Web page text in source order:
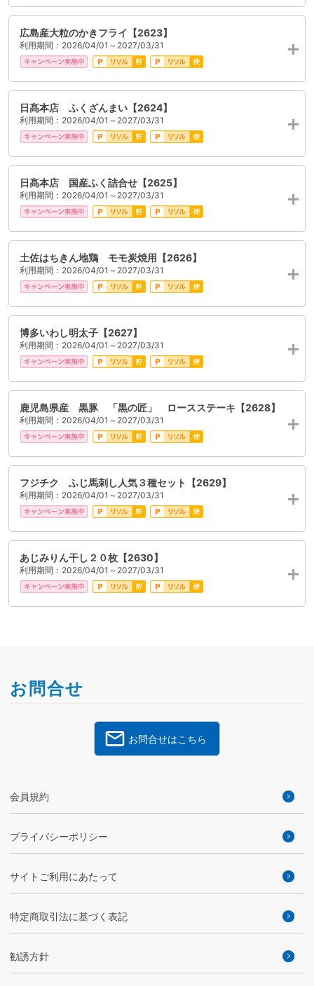
広島産大粒のかきフライ【2623】
利用期間：2026/04/01～2027/03/31
日髙本店 ふくざんまい【2624】
利用期間：2026/04/01～2027/03/31
日髙本店 国産ふく詰合せ【2625】
利用期間：2026/04/01～2027/03/31
土佐はちきん地鶏 モモ炭焼用【2626】
利用期間：2026/04/01～2027/03/31
博多いわし明太子【2627】
利用期間：2026/04/01～2027/03/31
鹿児島県産 黒豚 「黒の匠」 ロースステーキ【2628】
利用期間：2026/04/01～2027/03/31
フジチク ふじ馬刺し人気３種セット【2629】
利用期間：2026/04/01～2027/03/31
あじみりん干し２０枚【2630】
利用期間：2026/04/01～2027/03/31
お問合せ
お問合せはこちら
会員規約
プライバシーポリシー
サイトご利用にあたって
特定商取引法に基づく表記
勧誘方針